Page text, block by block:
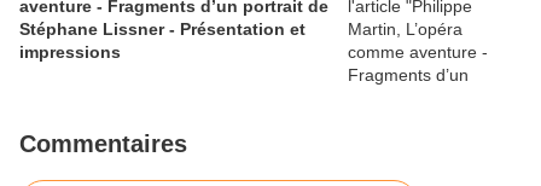
aventure - Fragments d’un portrait de
Stéphane Lissner - Présentation et
impressions
Commentaires